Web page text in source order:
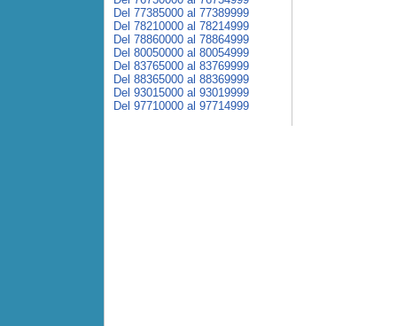
Del 77385000 al 77389999
Del 78210000 al 78214999
Del 78860000 al 78864999
Del 80050000 al 80054999
Del 83765000 al 83769999
Del 88365000 al 88369999
Del 93015000 al 93019999
Del 97710000 al 97714999